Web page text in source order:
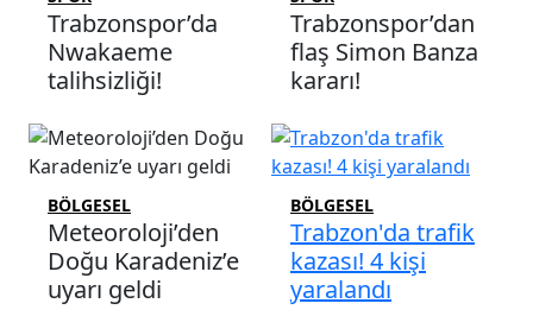
Trabzonspor’da
Nwakaeme
talihsizliği!
Trabzonspor’dan
flaş Simon Banza
kararı!
BÖLGESEL
Meteoroloji’den
Doğu Karadeniz’e
uyarı geldi
BÖLGESEL
Trabzon'da trafik
kazası! 4 kişi
yaralandı